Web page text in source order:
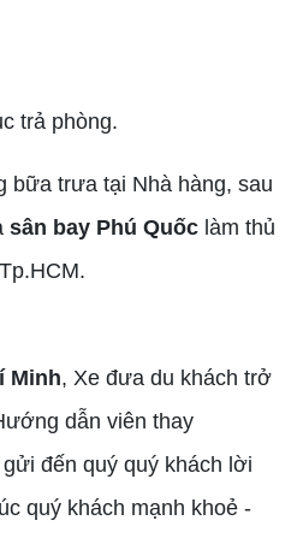
trả phòng.
bữa trưa tại Nhà hàng, sau
sân bay Phú Quốc làm thủ
Minh, Xe đưa du khách trở
dẫn viên thay
gửi đến quý quý khách lời
quý khách mạnh khoẻ -